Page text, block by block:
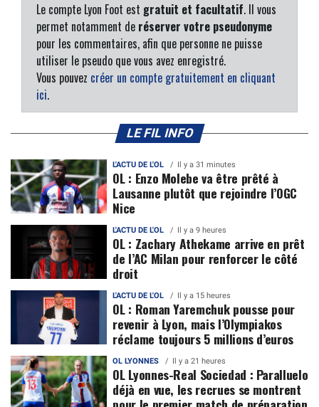
Le compte Lyon Foot est gratuit et facultatif. Il vous
permet notamment de réserver votre pseudonyme
pour les commentaires, afin que personne ne puisse
utiliser le pseudo que vous avez enregistré.
Vous pouvez créer un compte gratuitement en cliquant
ici.
LE FIL INFO
L'ACTU DE L'OL Il y a 31 minutes
OL : Enzo Molebe va être prêté à
Lausanne plutôt que rejoindre l’OGC
Nice
L'ACTU DE L'OL Il y a 9 heures
OL : Zachary Athekame arrive en prêt
de l’AC Milan pour renforcer le côté
droit
L'ACTU DE L'OL Il y a 15 heures
OL : Roman Yaremchuk pousse pour
revenir à Lyon, mais l’Olympiakos
réclame toujours 5 millions d’euros
OL LYONNES Il y a 21 heures
OL Lyonnes-Real Sociedad : Paralluelo
déjà en vue, les recrues se montrent